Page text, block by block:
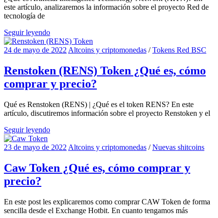
este artículo, analizaremos la información sobre el proyecto Red de
tecnología de
Seguir leyendo
24 de mayo de 2022 Altcoins y criptomonedas /Tokens Red BSC
Renstoken (RENS) Token ¿Qué es, cómo
comprar y precio?
Qué es Renstoken (RENS) | ¿Qué es el token RENS? En este
artículo, discutiremos información sobre el proyecto Renstoken y el
Seguir leyendo
23 de mayo de 2022 Altcoins y criptomonedas /Nuevas shitcoins
Caw Token ¿Qué es, cómo comprar y
precio?
En este post les explicaremos como comprar CAW Token de forma
sencilla desde el Exchange Hotbit. En cuanto tengamos más